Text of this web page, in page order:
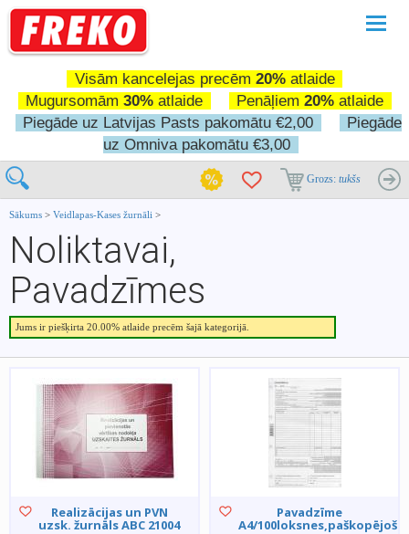
Visām kancelejas precēm 20%atlaide
Mugursomām 30% atlaide Penāļiem 20% atlaide
Piegāde uz Latvijas Pasts pakomātu €2,00
Piegāde
uz Omniva pakomātu €3,00
Grozs: tukšs
Sākums > Veidlapas-Kases žurnāli >
Noliktavai,
Pavadzīmes
Jums ir piešķirta 20.00% atlaide precēm šajā kategorijā.
Realizācijas un PVN
uzsk. žurnāls ABC 21004
Pavadzīme
A4/100loksnes,paškopējoša